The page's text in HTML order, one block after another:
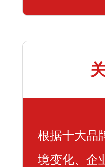
根据十大品
境变化、企